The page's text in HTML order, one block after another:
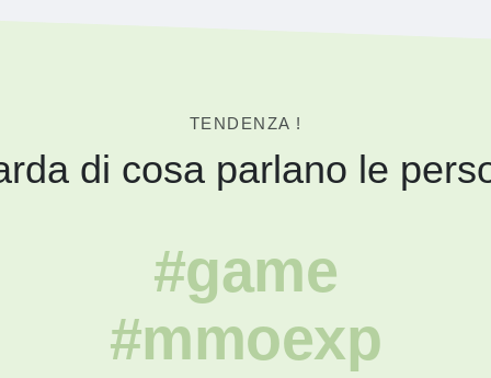
TENDENZA !
di cosa parlano le
#game
#mmoexp